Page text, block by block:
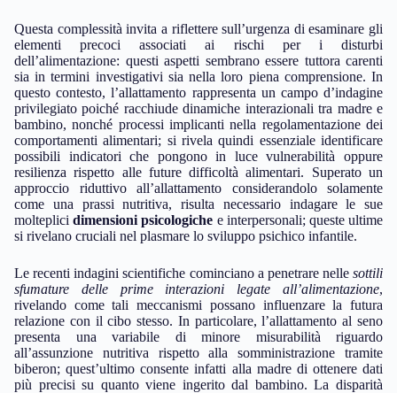
Questa complessità invita a riflettere sull’urgenza di esaminare gli
elementi precoci associati ai rischi per i disturbi
dell’alimentazione: questi aspetti sembrano essere tuttora carenti
sia in termini investigativi sia nella loro piena comprensione. In
questo contesto, l’allattamento rappresenta un campo d’indagine
privilegiato poiché racchiude dinamiche interazionali tra madre e
bambino, nonché processi implicanti nella regolamentazione dei
comportamenti alimentari; si rivela quindi essenziale identificare
possibili indicatori che pongono in luce vulnerabilità oppure
resilienza rispetto alle future difficoltà alimentari. Superato un
approccio riduttivo all’allattamento considerandolo solamente
come una prassi nutritiva, risulta necessario indagare le sue
molteplicidimensioni psicologiche e interpersonali; queste ultime
si rivelano cruciali nel plasmare lo sviluppo psichico infantile.
Le recenti indagini scientifiche cominciano a penetrare nelle sottili
sfumature delle prime interazioni legate all’alimentazione,
rivelando come tali meccanismi possano influenzare la futura
relazione con il cibo stesso. In particolare, l’allattamento al seno
presenta una variabile di minore misurabilità riguardo
all’assunzione nutritiva rispetto alla somministrazione tramite
biberon; quest’ultimo consente infatti alla madre di ottenere dati
più precisi su quanto viene ingerito dal bambino. La disparità